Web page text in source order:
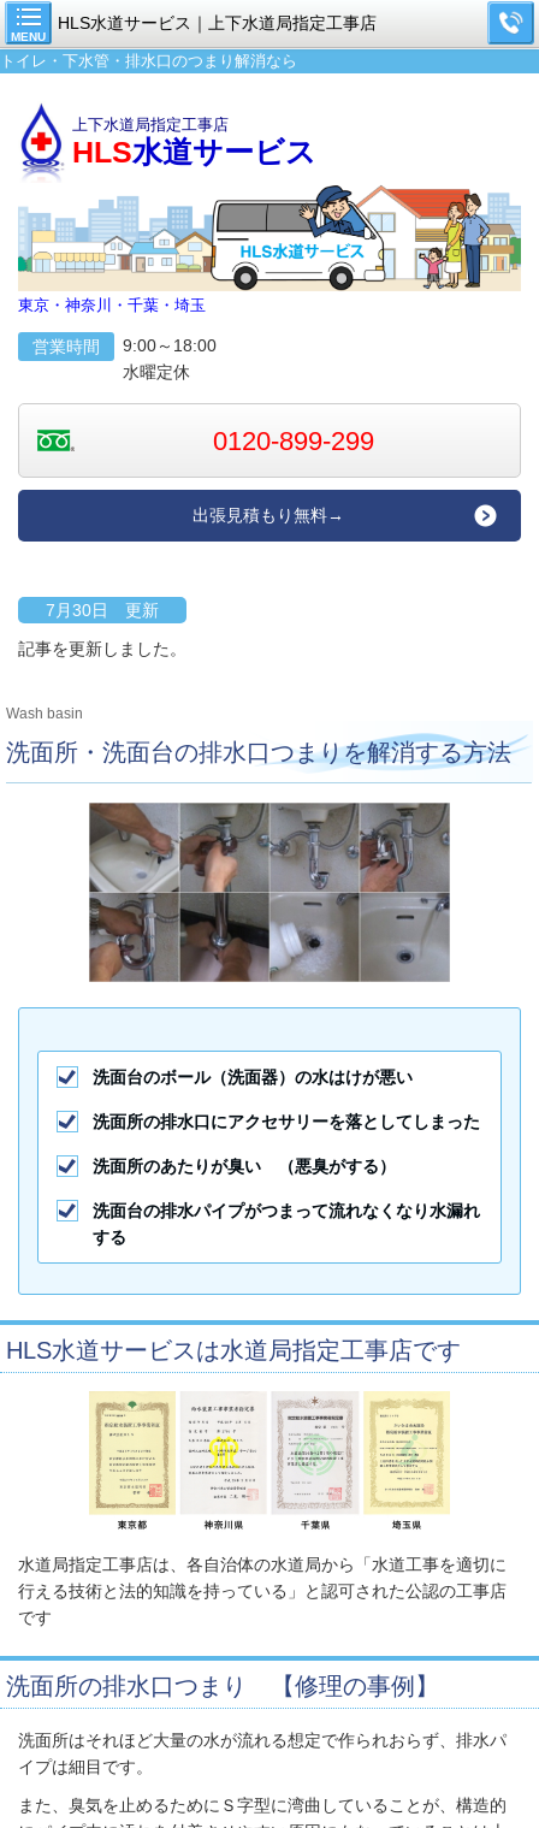
MENU
HLS水道サービス｜上下水道局指定工事店
トイレ・下水管・排水口のつまり解消なら
上下水道局指定工事店
HLS水道サービス
東京・神奈川・千葉・埼玉
営業時間
9:00～18:00
水曜定休
0120-899-299
出張見積もり無料→
7月30日 更新
記事を更新しました。
Wash basin
洗面所・洗面台の排水口つまりを解消する方法
洗面台のボール（洗面器）の水はけが悪い
洗面所の排水口にアクセサリーを落としてしまった
洗面所のあたりが臭い （悪臭がする）
洗面台の排水パイプがつまって流れなくなり水漏れ
する
HLS水道サービスは水道局指定工事店です
水道局指定工事店は、各自治体の水道局から「水道工事を適切に
行える技術と法的知識を持っている」と認可された公認の工事店
です
洗面所の排水口つまり 【修理の事例】
洗面所はそれほど大量の水が流れる想定で作られおらず、排水パ
イプは細目です。
また、臭気を止めるためにＳ字型に湾曲していることが、構造的